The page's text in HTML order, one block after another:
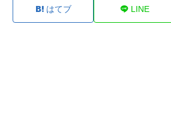
はてブ LINE